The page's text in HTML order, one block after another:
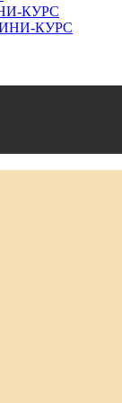
КУРС
КУРС